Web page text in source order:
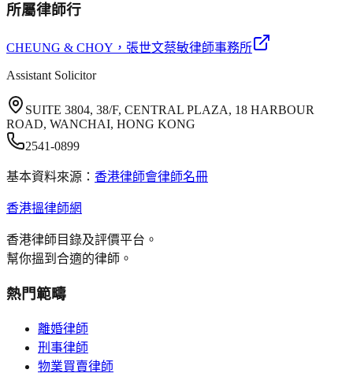
所屬律師行
CHEUNG & CHOY ，張世文蔡敏律師事務所
Assistant Solicitor
SUITE 3804, 38/F, CENTRAL PLAZA, 18 HARBOUR
ROAD, WANCHAI, HONG KONG
2541-0899
基本資料來源： 香港律師會律師名冊
香港搵律師網
香港律師目錄及評價平台。
幫你搵到合適的律師。
熱門範疇
離婚律師
刑事律師
物業買賣律師